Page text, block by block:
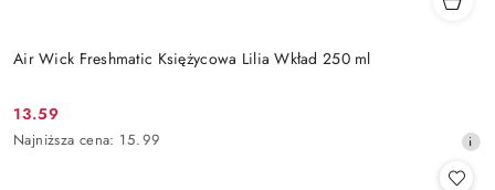
Air Wick Freshmatic Księżycowa Lilia Wkład 250 ml
Cena
promocyjna:
13.59
Najniższa
Najniższa cena: 15.99